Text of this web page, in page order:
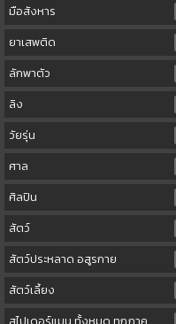
มือสังหาร
ยาเสพติด
ลักพาตัว
ลิง
วัยรุ่น
ศาล
ศิลปิน
สัตว์
สัตว์ประหลาด อสูรกาย
สัตว์เลี้ยง